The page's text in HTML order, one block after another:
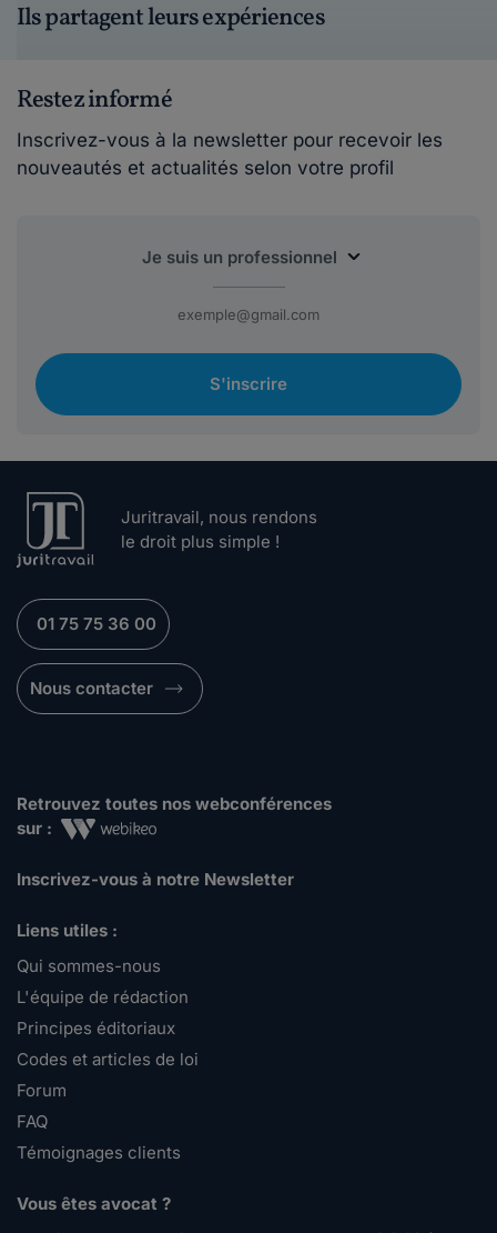
Ils partagent leurs expériences
Restez informé
Inscrivez-vous à la newsletter pour recevoir les
nouveautés et actualités selon votre profil
S'inscrire
Juritravail, nous rendons
le droit plus simple !
01 75 75 36 00
Nous contacter
Retrouvez toutes nos webconférences
sur :
Inscrivez-vous à notre Newsletter
Liens utiles :
Qui sommes-nous
L'équipe de rédaction
Principes éditoriaux
Codes et articles de loi
Forum
FAQ
Témoignages clients
Vous êtes avocat ?